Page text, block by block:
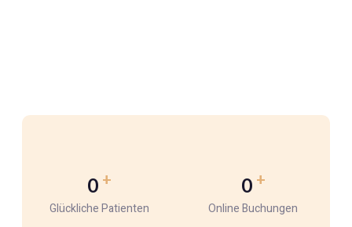
0 +
Glückliche Patienten
0 +
Online Buchungen